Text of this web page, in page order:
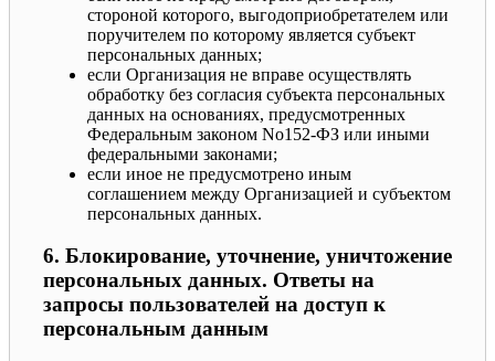
стороной которого, выгодоприобретателем или
поручителем по которому является субъект
персональных данных;
если Организация не вправе осуществлять
обработку без согласия субъекта персональных
данных на основаниях, предусмотренных
Федеральным законом No152-ФЗ или иными
федеральными законами;
если иное не предусмотрено иным
соглашением между Организацией и субъектом
персональных данных.
6. Блокирование, уточнение, уничтожение
персональных данных. Ответы на
запросы пользователей на доступ к
персональным данным